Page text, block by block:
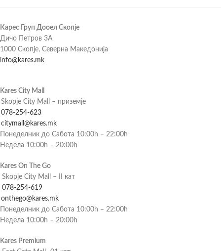
Карес Груп Дооел Скопје
Дичо Петров 3А
1000 Скопје, Северна Македонија
info@kares.mk
Kares City Mall
Skopje City Mall – приземје
078-254-623
citymall@kares.mk
Понеделник до Сабота 10:00h – 22:00h
Недела 10:00h – 20:00h
Kares On The Go
Skopje City Mall – II кат
078-254-619
onthego@kares.mk
Понеделник до Сабота 10:00h – 22:00h
Недела 10:00h – 20:00h
Kares Premium